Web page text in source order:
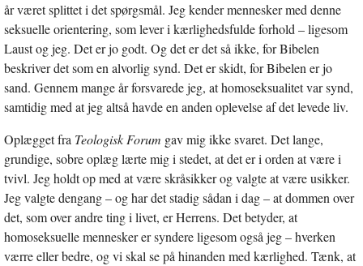
år været splittet i det spørgsmål. Jeg kender mennesker med denne
seksuelle orientering, som lever i kærlighedsfulde forhold – ligesom
Laust og jeg. Det er jo godt. Og det er det så ikke, for Bibelen
beskriver det som en alvorlig synd. Det er skidt, for Bibelen er jo
sand. Gennem mange år forsvarede jeg, at homoseksualitet var synd,
samtidig med at jeg altså havde en anden oplevelse af det levede liv.
Oplægget fra Teologisk Forum gav mig ikke svaret. Det lange,
grundige, sobre oplæg lærte mig i stedet, at det er i orden at være i
tvivl. Jeg holdt op med at være skråsikker og valgte at være usikker.
Jeg valgte dengang – og har det stadig sådan i dag – at dommen over
det, som over andre ting i livet, er Herrens. Det betyder, at
homoseksuelle mennesker er syndere ligesom også jeg – hverken
værre eller bedre, og vi skal se på hinanden med kærlighed. Tænk, at